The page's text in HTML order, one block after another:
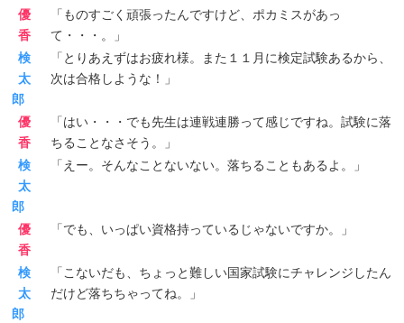
優
香
「ものすごく頑張ったんですけど、ポカミスがあっ
て・・・。」
検
太
郎
「とりあえずはお疲れ様。また１１月に検定試験あるから、
次は合格しような！」
優
香
「はい・・・でも先生は連戦連勝って感じですね。試験に落
ちることなさそう。」
検
太
郎
「えー。そんなことないない。落ちることもあるよ。」
優
香
「でも、いっぱい資格持っているじゃないですか。」
検
太
郎
「こないだも、ちょっと難しい国家試験にチャレンジしたん
だけど落ちちゃってね。」